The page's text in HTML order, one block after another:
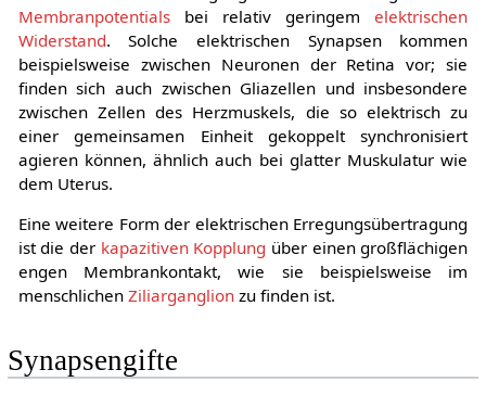
Membranpotentialsbei relativ geringemelektrischen
Widerstand. Solche elektrischen Synapsen kommen
beispielsweise zwischen Neuronen der Retina vor; sie
finden sich auch zwischen Gliazellen und insbesondere
zwischen Zellen des Herzmuskels, die so elektrisch zu
einer gemeinsamen Einheit gekoppelt synchronisiert
agieren können, ähnlich auch bei glatter Muskulatur wie
dem Uterus.
Eine weitere Form der elektrischen Erregungsübertragung
ist die der kapazitiven Kopplung über einen großflächigen
engen Membrankontakt, wie sie beispielsweise im
menschlichen Ziliarganglionzu finden ist.
Synapsengifte